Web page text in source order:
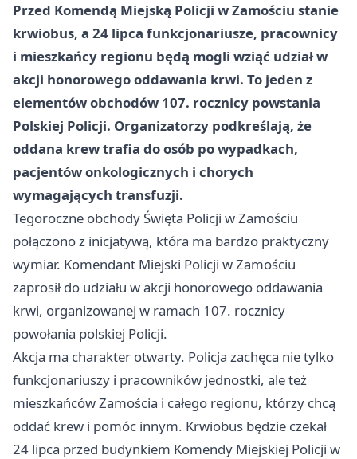
Przed Komendą Miejską Policji w Zamościu stanie
krwiobus, a 24 lipca funkcjonariusze, pracownicy
i mieszkańcy regionu będą mogli wziąć udział w
akcji honorowego oddawania krwi. To jeden z
elementów obchodów 107. rocznicy powstania
Polskiej Policji. Organizatorzy podkreślają, że
oddana krew trafia do osób po wypadkach,
pacjentów onkologicznych i chorych
wymagających transfuzji.
Tegoroczne obchody Święta Policji w Zamościu
połączono z inicjatywą, która ma bardzo praktyczny
wymiar. Komendant Miejski Policji w Zamościu
zaprosił do udziału w akcji honorowego oddawania
krwi, organizowanej w ramach 107. rocznicy
powołania polskiej Policji.
Akcja ma charakter otwarty. Policja zachęca nie tylko
funkcjonariuszy i pracowników jednostki, ale też
mieszkańców Zamościa i całego regionu, którzy chcą
oddać krew i pomóc innym. Krwiobus będzie czekał
24 lipca przed budynkiem Komendy Miejskiej Policji w